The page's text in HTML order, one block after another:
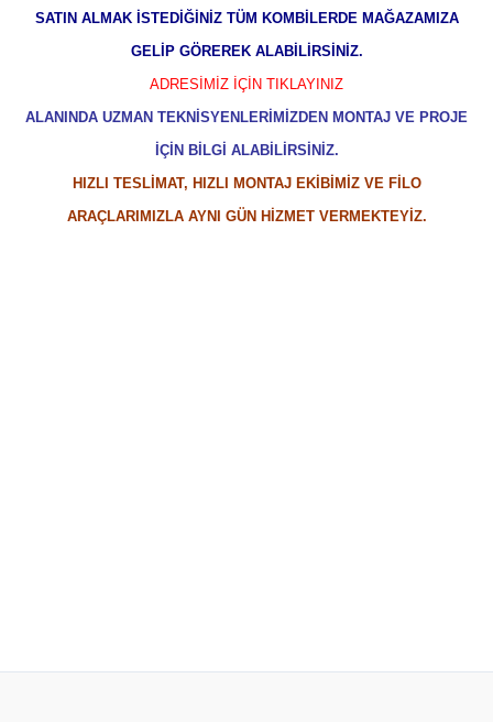
SATIN ALMAK İSTEDİĞİNİZ TÜM KOMBİLERDE MAĞAZAMIZA
GELİP GÖREREK ALABİLİRSİNİZ.
ADRESİMİZ İÇİN TIKLAYINIZ
ALANINDA UZMAN TEKNİSYENLERİMİZDEN MONTAJ VE PROJE
İÇİN BİLGİ ALABİLİRSİNİZ.
HIZLI TESLİMAT, HIZLI MONTAJ EKİBİMİZ VE FİLO
ARAÇLARIMIZLA AYNI GÜN HİZMET VERMEKTEYİZ.